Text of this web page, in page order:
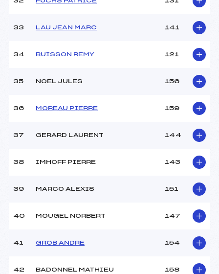
33 LAU JEAN MARC 141
34 BUISSON REMY 121
35 NOEL JULES 156
36 MOREAU PIERRE 159
37 GERARD LAURENT 144
38 IMHOFF PIERRE 143
39 MARCO ALEXIS 151
40 MOUGEL NORBERT 147
41 GROB ANDRE 154
42 BADONNEL MATHIEU 158